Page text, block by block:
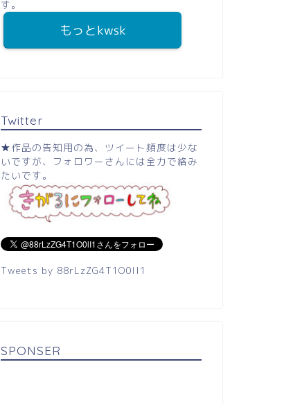
す。
もっとkwsk
Twitter
★作品の告知用の為、ツイート頻度は少な
いですが、フォロワーさんには全力で絡み
たいです。
Tweets by 88rLzZG4T1O0lI1
SPONSER